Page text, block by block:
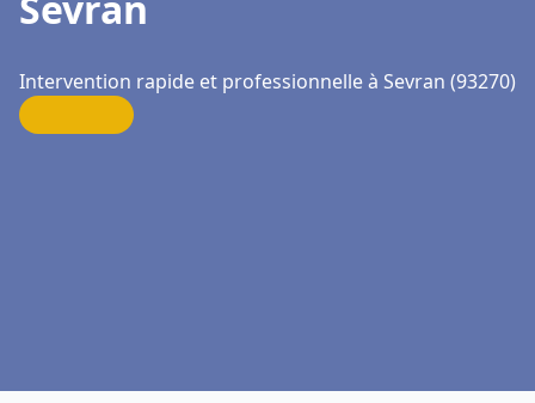
Intervention rapide et professionnelle à Sevran (93270)